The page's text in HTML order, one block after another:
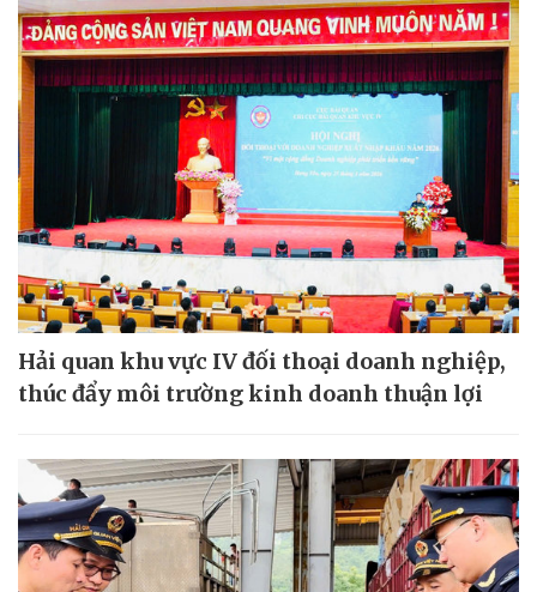
Hải quan khu vực IV đối thoại doanh nghiệp,
thúc đẩy môi trường kinh doanh thuận lợi